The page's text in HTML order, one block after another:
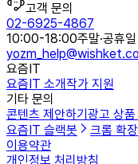
고객 문의
02-6925-4867
10:00-18:00주말·공휴일
요즘IT
요즘IT 소개작가 지원
기타 문의
콘텐츠 제안하기 광고 상품
요즘IT 슬랙봇
크롬 확
이용약관
개인정보 처리방침